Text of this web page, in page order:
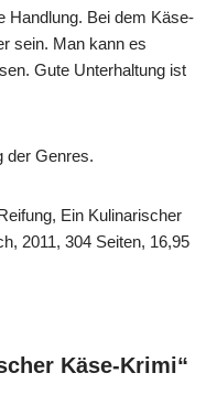
Handlung. Bei dem Käse-
sein. Man kann es
Gute Unterhaltung ist
der Genres.
Ein Kulinarischer
2011, 304 Seiten, 16,95
Käse-Krimi“